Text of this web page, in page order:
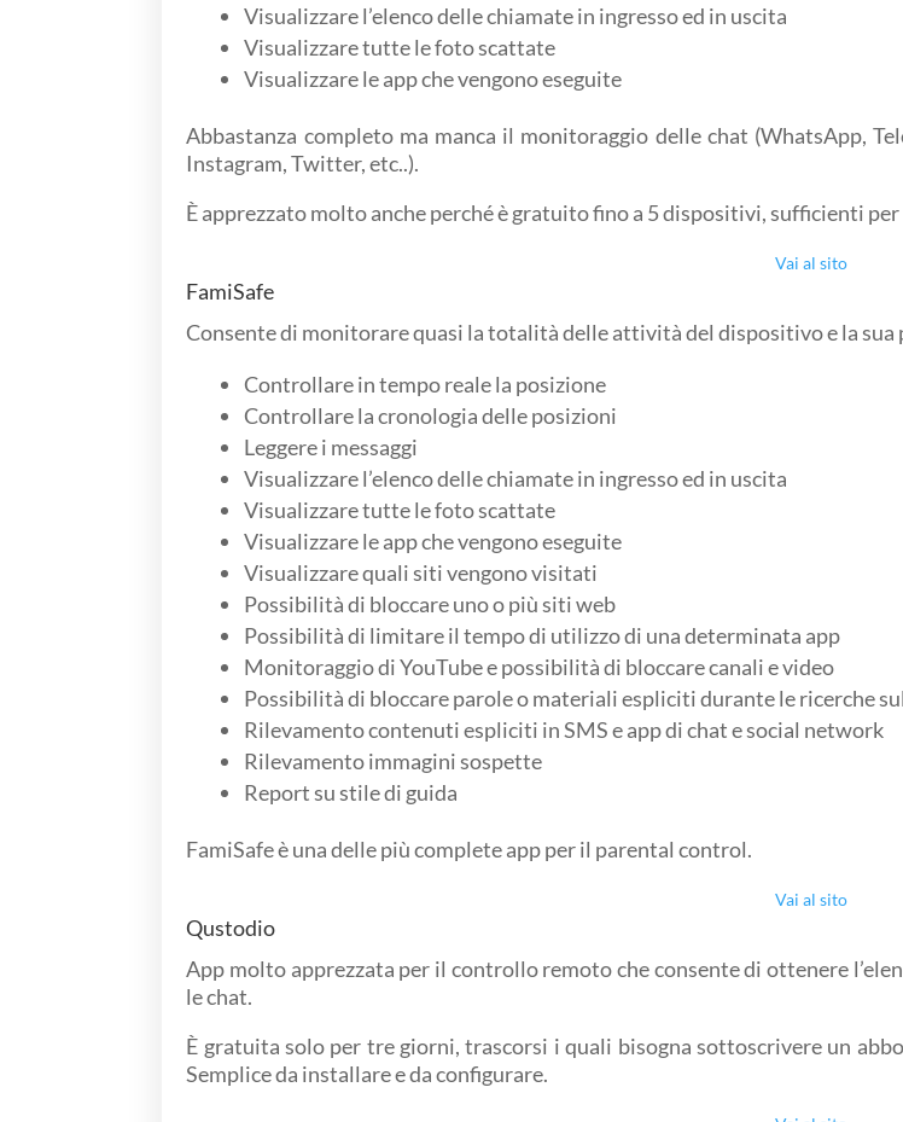
Visualizzare l’elenco delle chiamate in ingresso ed in uscita
Visualizzare tutte le foto scattate
Visualizzare le app che vengono eseguite
Abbastanza completo ma manca il monitoraggio delle chat (WhatsApp,
Instagram, Twitter, etc..).
È apprezzato molto anche perché è gratuito fino a 5 dispositivi, sufficienti
Vai al sito
FamiSafe
Consente di monitorare quasi la totalità delle attività del dispositivo e la
Controllare in tempo reale la posizione
Controllare la cronologia delle posizioni
Leggere i messaggi
Visualizzare l’elenco delle chiamate in ingresso ed in uscita
Visualizzare tutte le foto scattate
Visualizzare le app che vengono eseguite
Visualizzare quali siti vengono visitati
Possibilità di bloccare uno o più siti web
Possibilità di limitare il tempo di utilizzo di una determinata app
Monitoraggio di YouTube e possibilità di bloccare canali e video
Possibilità di bloccare parole o materiali espliciti durante le ricerche
Rilevamento contenuti espliciti in SMS e app di chat e social network
Rilevamento immagini sospette
Report su stile di guida
FamiSafe è una delle più complete app per il parental control.
Vai al sito
Qustodio
App molto apprezzata per il controllo remoto che consente di ottenere
le chat.
È gratuita solo per tre giorni, trascorsi i quali bisogna sottoscrivere un
Semplice da installare e da configurare.